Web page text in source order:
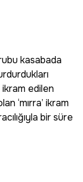
kasabada
edilen
‘mırra’ ikram
bir süre